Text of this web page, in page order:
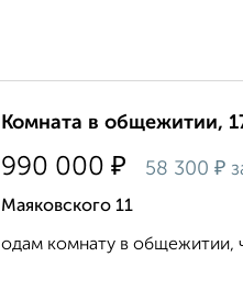
Комната в общежитии,
990 000 ₽ 58 300 ₽
Маяковского 11
одам комнату в общежитии,